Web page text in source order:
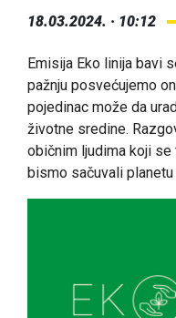
18.03.2024. · 10:12
Emisija Eko linija bavi
pažnju posvećujemo
pojedinac može da
životne sredine.
običnim ljudima koji se
bismo sačuvali